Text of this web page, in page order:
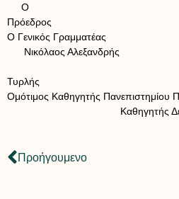
Ο
Ο Γενικός Γραμματέας
Νικόλαος Αλεξανδρής
Τυρλής
Ομότιμος Καθηγητής Πανεπιστημίου
Καθηγητής
Προήγουμενο